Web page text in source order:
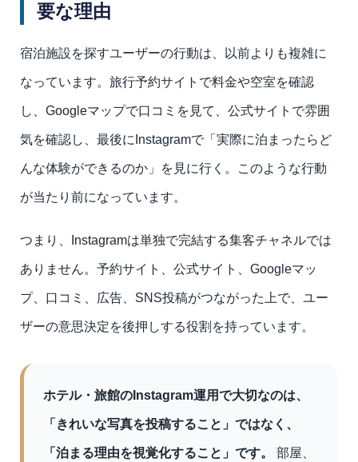
要な理由
宿泊施設を探すユーザーの行動は、以前よりも複雑に
なっています。旅行予約サイトで料金や空室を確認
し、Googleマップで口コミを見て、公式サイトで雰囲
気を確認し、最後にInstagramで「実際に泊まったらど
んな体験ができるのか」を見に行く。このような行動
が当たり前になっています。
つまり、Instagramは単独で完結する集客チャネルでは
ありません。予約サイト、公式サイト、Googleマッ
プ、口コミ、広告、SNS投稿がつながった上で、ユー
ザーの意思決定を後押しする役割を持っています。
ホテル・旅館のInstagram運用で大切なのは、
「きれいな写真を投稿すること」ではなく、
「泊まる理由を視覚化すること」です。 部屋、